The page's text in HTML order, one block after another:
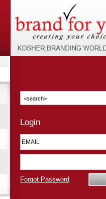
Login
Forgot Password